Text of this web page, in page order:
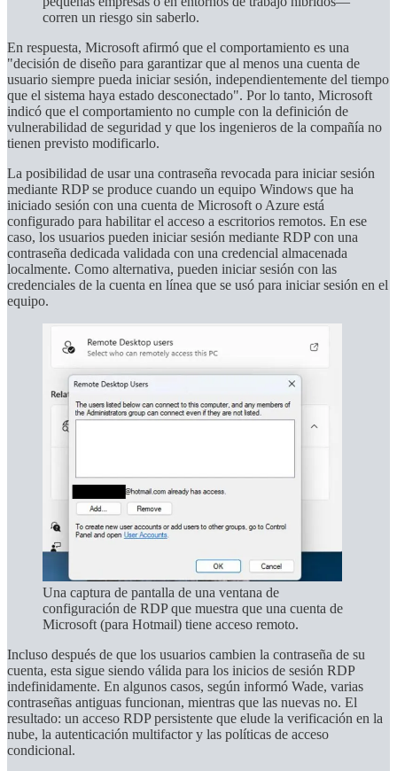
corren un riesgo sin saberlo.
En respuesta, Microsoft afirmó que el comportamiento es una
"decisión de diseño para garantizar que al menos una cuenta de
usuario siempre pueda iniciar sesión, independientemente del tiempo
que el sistema haya estado desconectado". Por lo tanto, Microsoft
indicó que el comportamiento no cumple con la definición de
vulnerabilidad de seguridad y que los ingenieros de la compañía no
tienen previsto modificarlo.
La posibilidad de usar una contraseña revocada para iniciar sesión
mediante RDP se produce cuando un equipo Windows que ha
iniciado sesión con una cuenta de Microsoft o Azure está
configurado para habilitar el acceso a escritorios remotos. En ese
caso, los usuarios pueden iniciar sesión mediante RDP con una
contraseña dedicada validada con una credencial almacenada
localmente. Como alternativa, pueden iniciar sesión con las
credenciales de la cuenta en línea que se usó para iniciar sesión en el
equipo.
Una captura de pantalla de una ventana de
configuración de RDP que muestra que una cuenta de
Microsoft (para Hotmail) tiene acceso remoto.
Incluso después de que los usuarios cambien la contraseña de su
cuenta, esta sigue siendo válida para los inicios de sesión RDP
indefinidamente. En algunos casos, según informó Wade, varias
contraseñas antiguas funcionan, mientras que las nuevas no. El
resultado: un acceso RDP persistente que elude la verificación en la
nube, la autenticación multifactor y las políticas de acceso
condicional.